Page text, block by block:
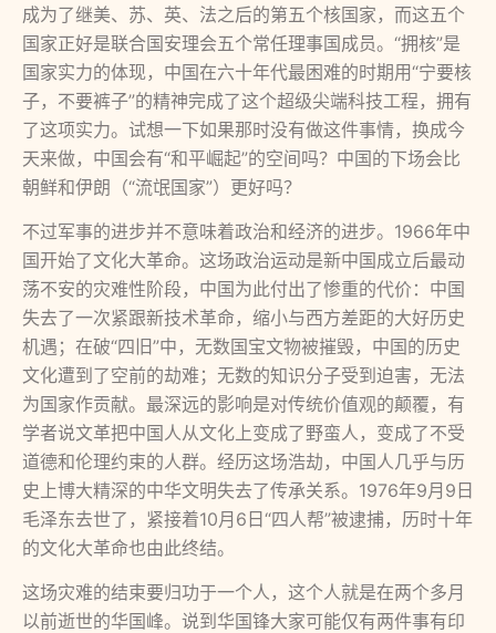
成为了继美、苏、英、法之后的第五个核国家，而这五个
国家正好是联合国安理会五个常任理事国成员。“拥核”是
国家实力的体现，中国在六十年代最困难的时期用“宁要核
子，不要裤子”的精神完成了这个超级尖端科技工程，拥有
了这项实力。试想一下如果那时没有做这件事情，换成今
天来做，中国会有“和平崛起”的空间吗？中国的下场会比
朝鲜和伊朗（“流氓国家”）更好吗？
不过军事的进步并不意味着政治和经济的进步。1966年中
国开始了文化大革命。这场政治运动是新中国成立后最动
荡不安的灾难性阶段，中国为此付出了惨重的代价：中国
失去了一次紧跟新技术革命，缩小与西方差距的大好历史
机遇；在破“四旧”中，无数国宝文物被摧毁，中国的历史
文化遭到了空前的劫难；无数的知识分子受到迫害，无法
为国家作贡献。最深远的影响是对传统价值观的颠覆，有
学者说文革把中国人从文化上变成了野蛮人，变成了不受
道德和伦理约束的人群。经历这场浩劫，中国人几乎与历
史上博大精深的中华文明失去了传承关系。1976年9月9日
毛泽东去世了，紧接着10月6日“四人帮”被逮捕，历时十年
的文化大革命也由此终结。
这场灾难的结束要归功于一个人，这个人就是在两个多月
以前逝世的华国峰。说到华国锋大家可能仅有两件事有印